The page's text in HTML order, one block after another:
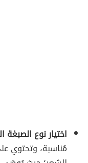
اختيار نوع الصبغة
مُناسبة، وتحتوي